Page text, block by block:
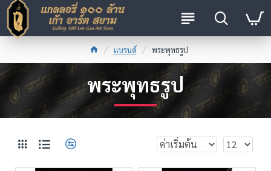
แบรนด์ พระพุทธรูป
พระพุทธรูป